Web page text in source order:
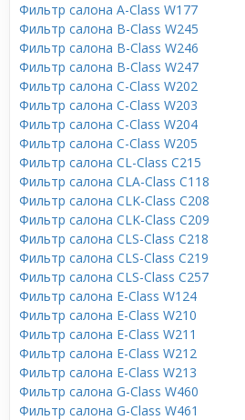
Фильтр салона A-Class W177
Фильтр салона B-Class W245
Фильтр салона B-Class W246
Фильтр салона B-Class W247
Фильтр салона C-Class W202
Фильтр салона C-Class W203
Фильтр салона C-Class W204
Фильтр салона C-Class W205
Фильтр салона CL-Class C215
Фильтр салона CLA-Class C118
Фильтр салона CLK-Class C208
Фильтр салона CLK-Class C209
Фильтр салона CLS-Class C218
Фильтр салона CLS-Class C219
Фильтр салона CLS-Class C257
Фильтр салона E-Class W124
Фильтр салона E-Class W210
Фильтр салона E-Class W211
Фильтр салона E-Class W212
Фильтр салона E-Class W213
Фильтр салона G-Class W460
Фильтр салона G-Class W461